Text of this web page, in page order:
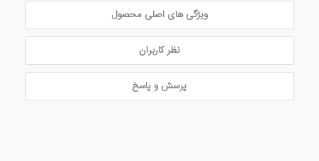
ویژگی های اصلی محصول
نظر کاربران
پرسش و پاسخ